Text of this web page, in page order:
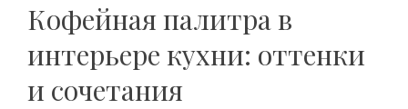
Кофейная палитра в
интерьере кухни: оттенки
и сочетания